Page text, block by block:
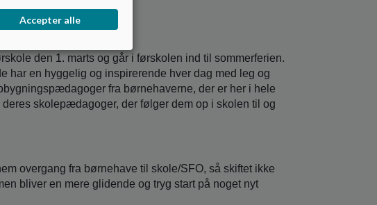
den 1. marts og går i førskolen ind til sommerferien.
har en hyggelig og inspirerende hver dag med leg og
fra børnehaverne, der er her i hele
skolepædagoger, der følger dem op i skolen til og
overgang fra børnehave til skole/SFO, så skiftet ikke
bliver en mere glidende og tryg start på noget nyt
Accepter alle